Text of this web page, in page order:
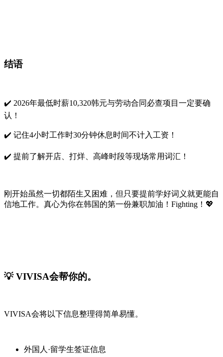
结语
✔️ 2026年最低时薪10,320韩元与劳动合同必查项目一定要确
认！
✔️ 记住4小时工作时30分钟休息时间不计入工资！
✔️ 提前了解开店、打烊、高峰时段等现场常用词汇！
刚开始虽然一切都陌生又困难，但只要提前学好词义就更能自
信地工作。真心为你在韩国的第一份兼职加油！Fighting！💖
💡 VIVISA会帮你的。
VIVISA会将以下信息整理得简单易懂。
外国人·留学生签证信息